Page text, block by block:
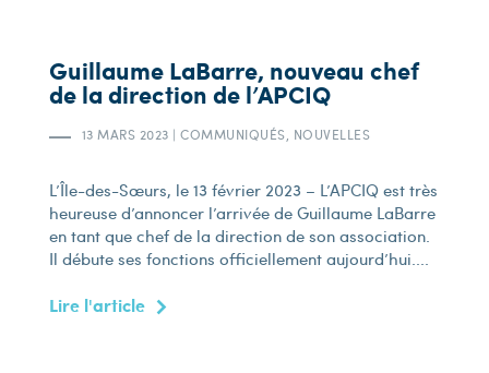
Guillaume LaBarre, nouveau chef
de la direction de l’APCIQ
13 MARS 2023 | COMMUNIQUÉS, NOUVELLES
L’Île-des-Sœurs, le 13 février 2023 – L’APCIQ est très
heureuse d’annoncer l’arrivée de Guillaume LaBarre
en tant que chef de la direction de son association.
Il débute ses fonctions officiellement aujourd’hui....
Lire l'article